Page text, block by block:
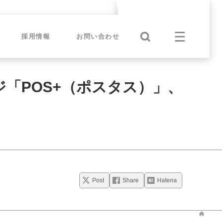
採用情報 お問い合わせ
POS+（ポスタス）」、
Post Share Hatena